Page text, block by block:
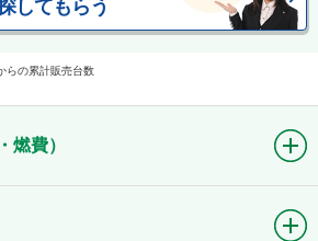
してもらう
らの累計販売台数
燃費）